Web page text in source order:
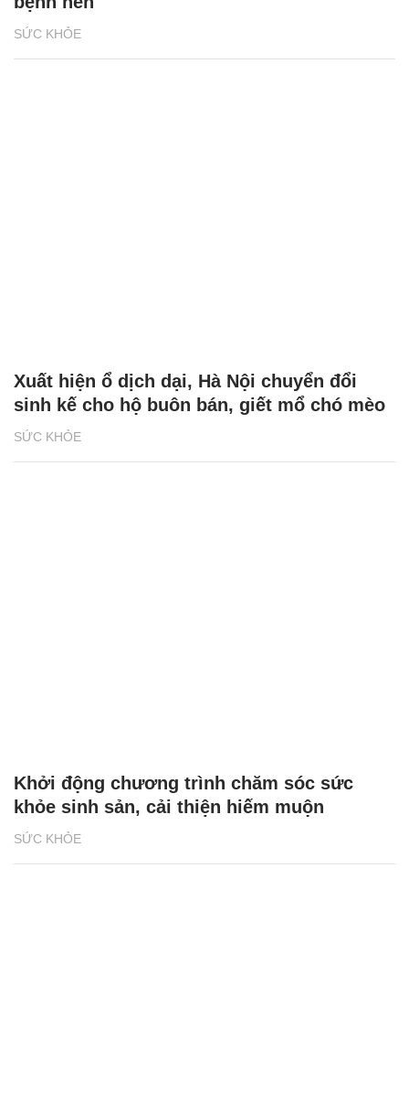
SỨC KHỎE
SỨC KHỎE
Xuất hiện ổ dịch dại, Hà Nội chuyển đổi
sinh kế cho hộ buôn bán, giết mổ chó mèo
SỨC KHỎE
Khởi động chương trình chăm sóc sức
khỏe sinh sản, cải thiện hiếm muộn